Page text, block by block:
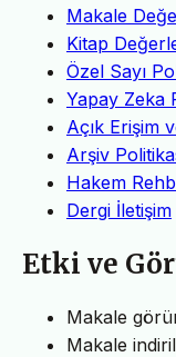
Makale
Kitap
Özel Sayı
Yapay Zeka
Açık Erişim
Arşiv
Hakem
Dergi İletişim
Etki ve
Makale
Makale